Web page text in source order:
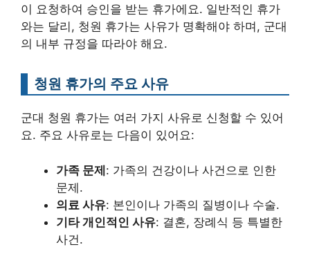
이 요청하여 승인을 받는 휴가에요. 일반적인 휴가
와는 달리, 청원 휴가는 사유가 명확해야 하며, 군대
의 내부 규정을 따라야 해요.
청원 휴가의 주요 사유
군대 청원 휴가는 여러 가지 사유로 신청할 수 있어
요. 주요 사유로는 다음이 있어요:
가족 문제: 가족의 건강이나 사건으로 인한
문제.
의료 사유: 본인이나 가족의 질병이나 수술.
기타 개인적인 사유: 결혼, 장례식 등 특별한
사건.